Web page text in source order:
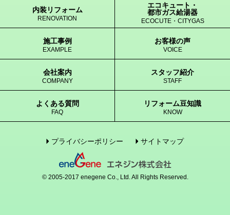
内装リフォーム
RENOVATION
エコキュート・
都市ガス給湯器
ECOCUTE・CITYGAS
施工事例
EXAMPLE
お客様の声
VOICE
会社案内
COMPANY
スタッフ紹介
STAFF
よくある質問
FAQ
リフォーム豆知識
KNOW
プライバシーポリシー サイトマップ
© 2005-2017 enegene Co., Ltd. All Rights Reserved.